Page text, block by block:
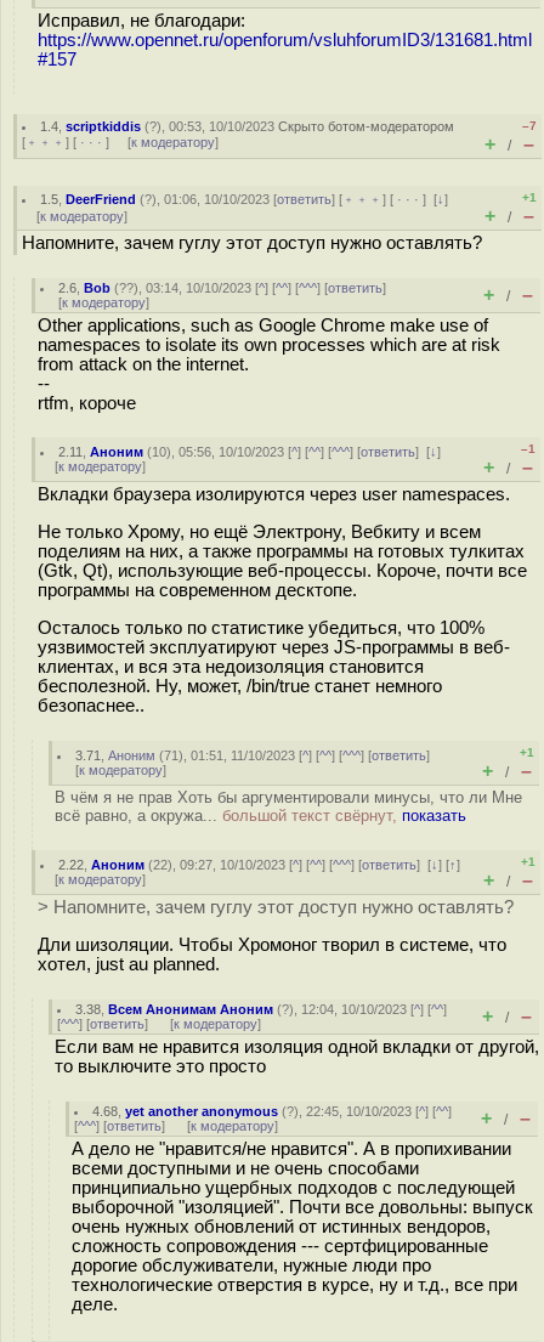
Исправил, не благодари:
https://www.opennet.ru/openforum/vsluhforumID3/131681.html
#157
1.4 ,scriptkiddis (?), 00:53, 10/10/2023Скрыто ботом-модератором
[ ﹢﹢﹢ ] [ · · · ] [к модератору]
–7
+ / –
1.5 ,DeerFriend (?), 01:06, 10/10/2023 [ответить] [ ﹢﹢﹢] [ · · ·][↓]
[к модератору]
+1
+ / –
Напомните, зачем гуглу этот доступ нужно оставлять?
2.6 ,Bob (??), 03:14, 10/10/2023 [^] [^^] [^^^] [ответить]
[к модератору] + / –
Other applications, such as Google Chrome make use of
namespaces to isolate its own processes which are at risk
from attack on the internet.
--
rtfm, короче
2.11 ,Аноним (10), 05:56, 10/10/2023 [^] [^^] [^^^] [ответить][↓]
[к модератору]
–1
+ / –
Вкладки браузера изолируются через user namespaces.
Не только Хрому, но ещё Электрону, Вебкиту и всем
поделиям на них, а также программы на готовых тулкитах
(Gtk, Qt), использующие веб-процессы. Короче, почти все
программы на современном десктопе.
Осталось только по статистике убедиться, что 100%
уязвимостей эксплуатируют через JS-программы в веб-
клиентах, и вся эта недоизоляция становится
бесполезной. Ну, может, /bin/true станет немного
безопаснее..
3.71 ,Аноним (71), 01:51, 11/10/2023 [^] [^^] [^^^] [ответить]
[к модератору]
+1
+ / –
В чём я не прав Хоть бы аргументировали минусы, что ли Мне
всё равно, а окружа... большой текст свёрнут, показать
2.22 ,Аноним (22), 09:27, 10/10/2023 [^] [^^] [^^^] [ответить][↓] [↑]
[к модератору]
+1
+ / –
> Напомните, зачем гуглу этот доступ нужно оставлять?
Дли шизоляции. Чтобы Хромоног творил в системе, что
хотел, just au planned.
3.38 ,Всем Анонимам Аноним (?), 12:04, 10/10/2023 [^] [^^]
[^^^] [ответить] [к модератору] + / –
Если вам не нравится изоляция одной вкладки от другой,
то выключите это просто
4.68 ,yet another anonymous (?), 22:45, 10/10/2023 [^] [^^]
[^^^] [ответить] [к модератору] + / –
А дело не "нравится/не нравится". А в пропихивании
всеми доступными и не очень способами
принципиально ущербных подходов с последующей
выборочной "изоляцией". Почти все довольны: выпуск
очень нужных обновлений от истинных вендоров,
сложность сопровождения --- сертфицированные
дорогие обслуживатели, нужные люди про
технологические отверстия в курсе, ну и т.д., все при
деле.